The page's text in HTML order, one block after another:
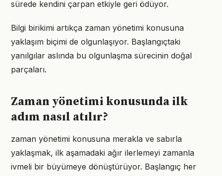
sürede kendini çarpan etkiyle geri ödüyor.
Bilgi birikimi artıkça zaman yönetimi konusuna
yaklaşım biçimi de olgunlaşıyor. Başlangıçtaki
yanılgılar aslında bu olgunlaşma sürecinin doğal
parçaları.
Zaman yönetimi konusunda ilk
adım nasıl atılır?
zaman yönetimi konusuna merakla ve sabırla
yaklaşmak, ilk aşamadaki ağır ilerlemeyi zamanla
ivmeli bir büyümeye dönüştürüyor. Başlangıç her